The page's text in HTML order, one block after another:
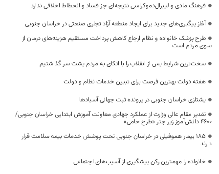
فرهنگ مادی و لیبرال‌دموکراسی نتیجه‌ای جز فساد و انحطاط اخلاقی ندارد
آغاز پیگیری‌های جدید برای ایجاد منطقه آزاد تجاری صنعتی در خراسان جنوبی
طرح پزشک خانواده و نظام ارجاع کاهش پرداخت مستقیم هزینه‌های درمان از
سوی مردم است
سخت‌ترین شرایط پس از انقلاب را با اتکای به مردم پشت سر گذاشتیم
هفته دولت بهترین فرصت برای تبیین خدمات نظام و دولت
یشتازی خراسان جنوبی در پرونده ثبت جهانی آسبادها
تقدیر مقام عالی وزارت از عملکرد جهادی معاونت آموزش ابتدایی خراسان جنوبی/
۴۶۰۰ دانش‌آموز زیر چتر «طرح حامی»
۱۸۵ بیمار هموفیلی در خراسان جنوبی تحت پوشش خدمات بیمه سلامت قرار
دارند
خانواده را مهمترین رکن پیشگیری از آسیب‌های اجتماعی